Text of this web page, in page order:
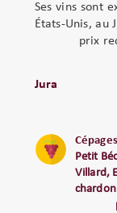
Ses vins sont
États-Unis, au
prix
Jura
Petit
Villard,